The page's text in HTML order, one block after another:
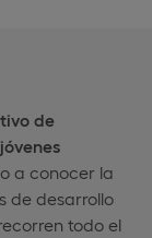
de
a conocer la
de desarrollo
todo el